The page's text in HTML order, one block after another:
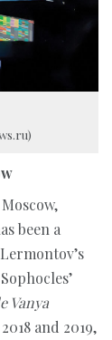
been a
Vanya
and 2019,